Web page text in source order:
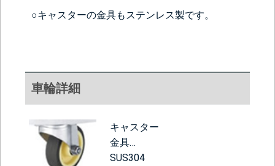
○キャスターの金具もステンレス製です。
車輪詳細
キャスター
金具…
SUS304